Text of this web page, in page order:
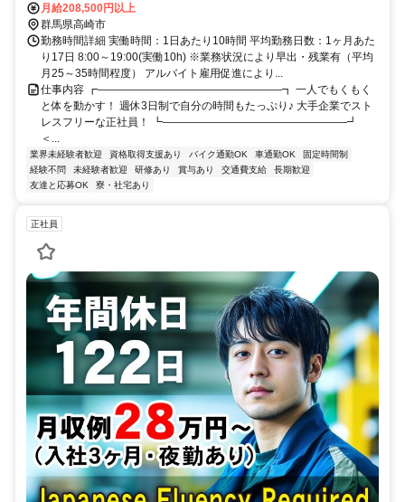
月給208,500円以上
群馬県高崎市
勤務時間詳細 実働時間：1日あたり10時間 平均勤務日数：1ヶ月あた
り17日 8:00～19:00(実働10h) ※業務状況により早出・残業有（平均
月25～35時間程度） アルバイト雇用促進により...
仕事内容 ┏―――――――――――――――――┓ 一人でもくもく
と体を動かす！ 週休3日制で自分の時間もたっぷり♪ 大手企業でスト
レスフリーな正社員！ ┗―――――――――――――――――┛
＜...
業界未経験者歓迎 資格取得支援あり バイク通勤OK 車通勤OK
固定時間制
経験不問
未経験者歓迎 研修あり 賞与あり 交通費支給
長期歓迎
友達と応募OK
寮・社宅あり
正社員